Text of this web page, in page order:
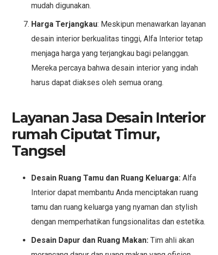
mudah digunakan.
Harga Terjangkau: Meskipun menawarkan layanan
desain interior berkualitas tinggi, Alfa Interior tetap
menjaga harga yang terjangkau bagi pelanggan.
Mereka percaya bahwa desain interior yang indah
harus dapat diakses oleh semua orang.
Layanan Jasa Desain Interior
rumah Ciputat Timur,
Tangsel
Desain Ruang Tamu dan Ruang Keluarga: Alfa
Interior dapat membantu Anda menciptakan ruang
tamu dan ruang keluarga yang nyaman dan stylish
dengan memperhatikan fungsionalitas dan estetika.
Desain Dapur dan Ruang Makan: Tim ahli akan